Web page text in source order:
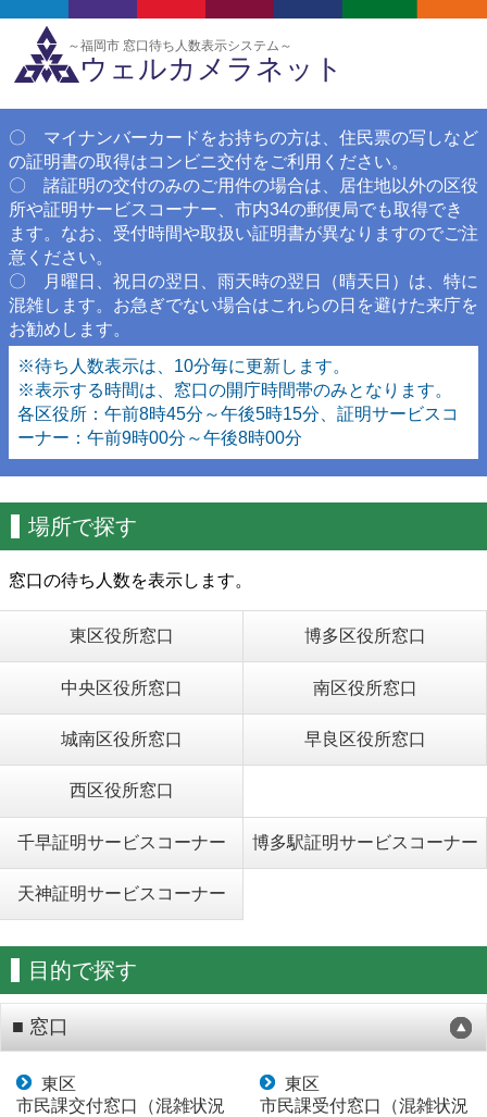
～福岡市 窓口待ち人数表示システム～
ウェルカメラネット
〇 マイナンバーカードをお持ちの方は、住民票の写しなど
の証明書の取得はコンビニ交付をご利用ください。
〇 諸証明の交付のみのご用件の場合は、居住地以外の区役
所や証明サービスコーナー、市内34の郵便局でも取得でき
ます。なお、受付時間や取扱い証明書が異なりますのでご注
意ください。
〇 月曜日、祝日の翌日、雨天時の翌日（晴天日）は、特に
混雑します。お急ぎでない場合はこれらの日を避けた来庁を
お勧めします。
※待ち人数表示は、10分毎に更新します。
※表示する時間は、窓口の開庁時間帯のみとなります。
各区役所：午前8時45分～午後5時15分、証明サービスコ
ーナー：午前9時00分～午後8時00分
場所で探す
窓口の待ち人数を表示します。
東区役所窓口 博多区役所窓口
中央区役所窓口 南区役所窓口
城南区役所窓口 早良区役所窓口
西区役所窓口
千早証明サービスコーナー 博多駅証明サービスコーナー
天神証明サービスコーナー
目的で探す
■ 窓口
東区
市民課交付窓口（混雑状況
東区
市民課受付窓口（混雑状況